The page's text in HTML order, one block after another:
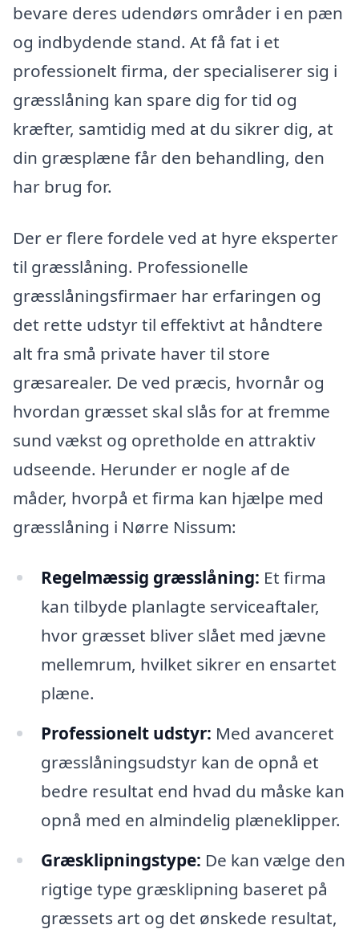
bevare deres udendørs områder i en pæn
og indbydende stand. At få fat i et
professionelt firma, der specialiserer sig i
græsslåning kan spare dig for tid og
kræfter, samtidig med at du sikrer dig, at
din græsplæne får den behandling, den
har brug for.
Der er flere fordele ved at hyre eksperter
til græsslåning. Professionelle
græsslåningsfirmaer har erfaringen og
det rette udstyr til effektivt at håndtere
alt fra små private haver til store
græsarealer. De ved præcis, hvornår og
hvordan græsset skal slås for at fremme
sund vækst og opretholde en attraktiv
udseende. Herunder er nogle af de
måder, hvorpå et firma kan hjælpe med
græsslåning i Nørre Nissum:
Regelmæssig græsslåning: Et firma
kan tilbyde planlagte serviceaftaler,
hvor græsset bliver slået med jævne
mellemrum, hvilket sikrer en ensartet
plæne.
Professionelt udstyr: Med avanceret
græsslåningsudstyr kan de opnå et
bedre resultat end hvad du måske kan
opnå med en almindelig plæneklipper.
Græsklipningstype: De kan vælge den
rigtige type græsklipning baseret på
græssets art og det ønskede resultat,